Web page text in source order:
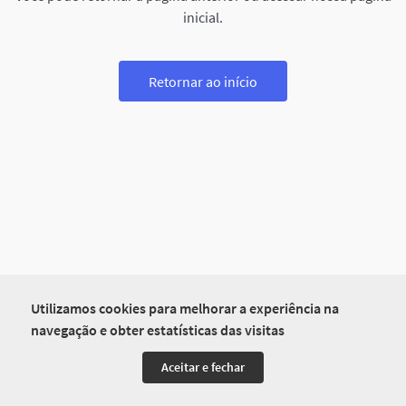
Utilizamos cookies para melhorar a experiência na
navegação e obter estatísticas das visitas
Aceitar e fechar
inicial.
Retornar ao início